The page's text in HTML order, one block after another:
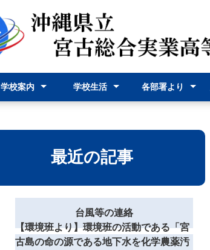
学校案内 学校生活 各部署より
最近の記事
台風等の連絡
【環境班より】環境班の活動である「宮
古島の命の源である地下水を化学農薬汚